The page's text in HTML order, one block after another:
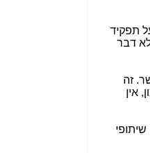
תפקיד
דבר
זה
אין